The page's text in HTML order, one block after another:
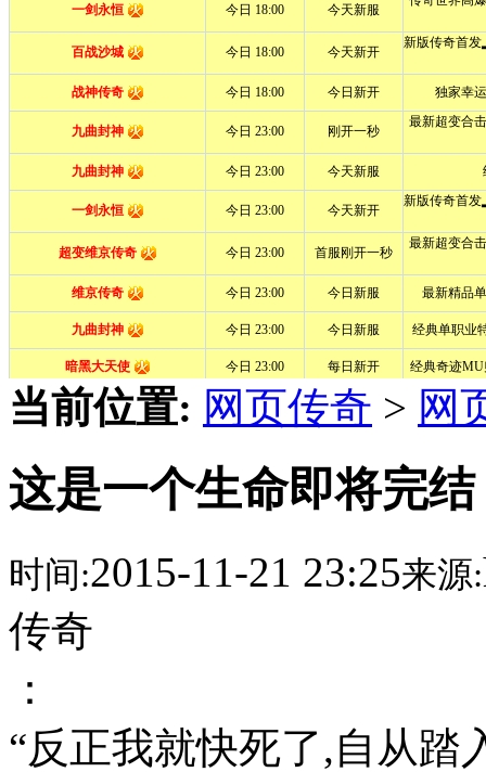
当前位置: 网页传奇 > 网
这是一个生命即将完结
时间:2015-11-21 23:25来源:
传奇
：
“反正我就快死了,自从踏